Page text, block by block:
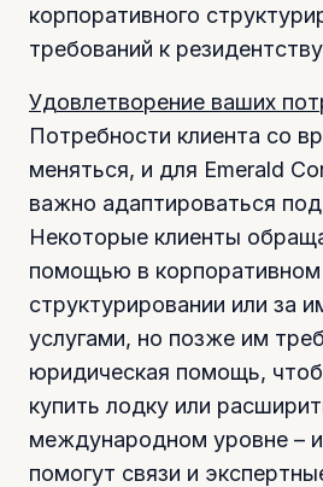
корпоративного
требований к
Удовлетворение ваших
Потребности клиента со
меняться, и для Emerald
важно адаптироваться
Некоторые клиенты
помощью в корпоративном
структурировании или за
услугами, но позже им
юридическая помощь,
купить лодку или
международном уровне –
помогут связи и